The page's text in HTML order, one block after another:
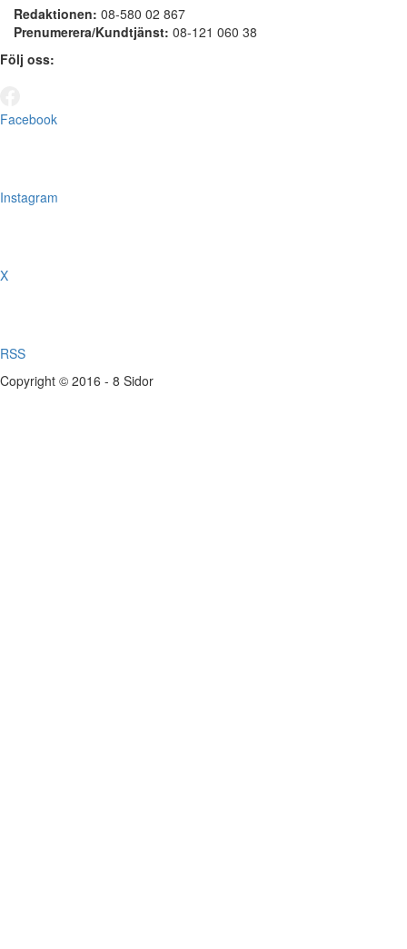
Redaktionen: 08-580 02 867
Prenumerera/Kundtjänst: 08-121 060 38
Följ oss:
Facebook
Instagram
X
RSS
Copyright © 2016 - 8 Sidor